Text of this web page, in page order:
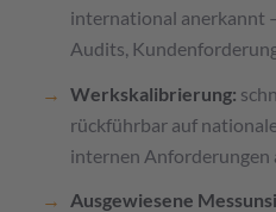
international anerkannt
Audits,
Werkskalibrierung:
rückführbar auf
internen Anforderungen
Ausgewiesene